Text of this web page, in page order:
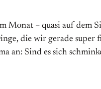
Monat – quasi auf
die wir gerade super
an: Sind es sich